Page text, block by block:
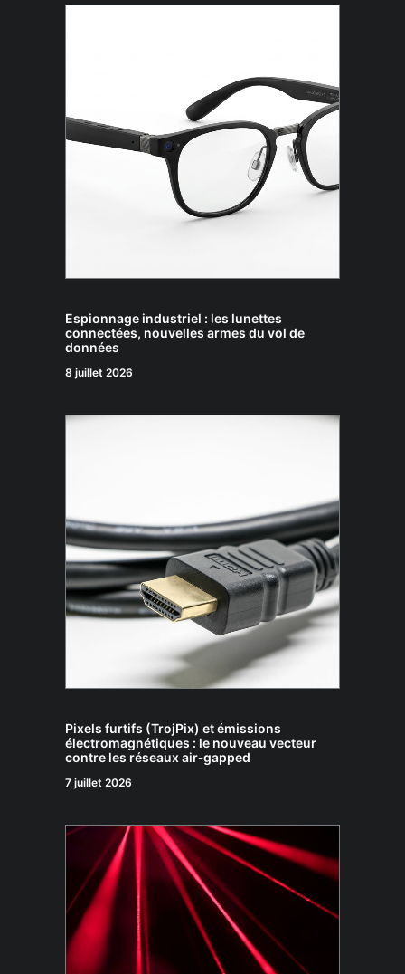
Espionnage industriel : les lunettes
connectées, nouvelles armes du vol de
données
8 juillet 2026
Pixels furtifs (TrojPix) et émissions
électromagnétiques : le nouveau vecteur
contre les réseaux air‑gapped
7 juillet 2026